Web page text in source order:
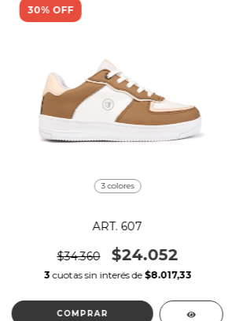
30% OFF
3 colores
ART. 607
$34.360 $24.052
3 cuotas sin interés de $8.017,33
COMPRAR